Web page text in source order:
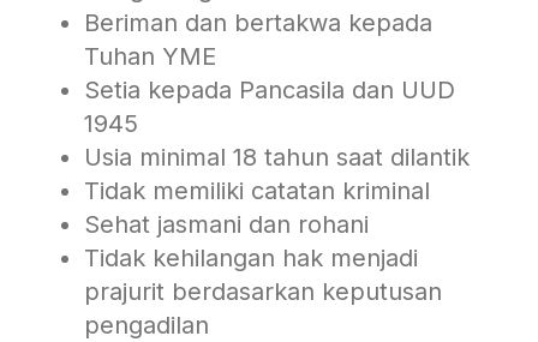
Beriman dan bertakwa kepada
Tuhan YME
Setia kepada Pancasila dan UUD
1945
Usia minimal 18 tahun saat dilantik
Tidak memiliki catatan kriminal
Sehat jasmani dan rohani
Tidak kehilangan hak menjadi
prajurit berdasarkan keputusan
pengadilan